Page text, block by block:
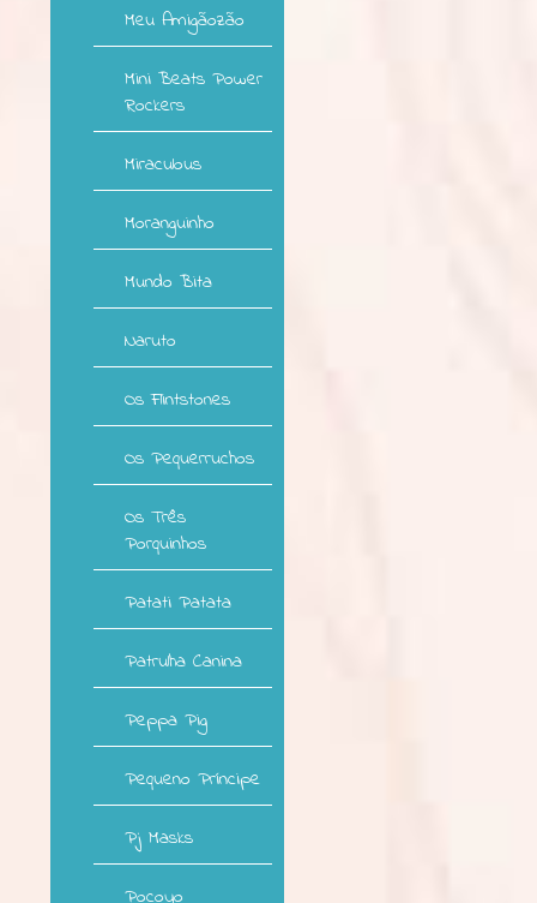
Meu Amigãozão
Mini Beats Power
Rockers
Miraculous
Moranguinho
Mundo Bita
Naruto
Os Flintstones
Os Pequerruchos
Os Três
Porquinhos
Patati Patata
Patrulha Canina
Peppa Pig
Pequeno Príncipe
Pj Masks
Pocoyo